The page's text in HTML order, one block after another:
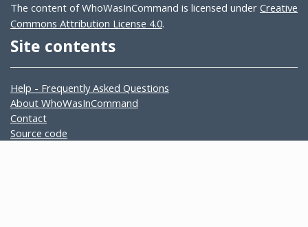
The content of WhoWasInCommand is licensed under Creative
Commons Attribution License 4.0.
Site contents
Help - Frequently Asked Questions
About WhoWasInCommand
Contact
Source code